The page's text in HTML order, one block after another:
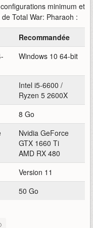
minimum et
Total War: Pharaoh :
Recommandée
Windows 10 64-bit
Intel i5-6600 /
Ryzen 5 2600X
8 Go
Nvidia GeForce
GTX 1660 Ti
AMD RX 480
Version 11
50 Go